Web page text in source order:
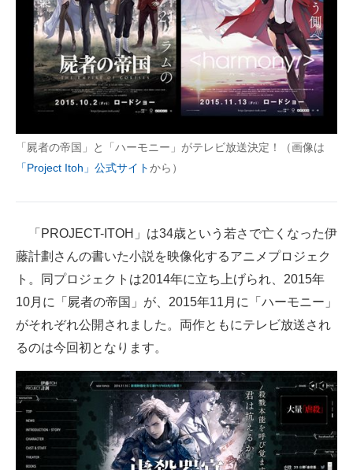
ITエンジニア向け専門サイト
企業向けIT製品の総合サイト
IT製品の技術・比較・事例
製造業のIT導入・活用を支援
モノづくり技術者専門サイト
エネルギーの専門メディア
建設×テクノロジーの最前線
「屍者の帝国」と「ハーモニー」がテレビ放送決定！（画像は
「Project Itoh」公式サイトから）
「PROJECT-ITOH」は34歳という若さで亡くなった伊
藤計劃さんの書いた小説を映像化するアニメプロジェク
ト。同プロジェクトは2014年に立ち上げられ、2015年
10月に「屍者の帝国」が、2015年11月に「ハーモニー」
がそれぞれ公開されました。両作ともにテレビ放送され
るのは今回初となります。